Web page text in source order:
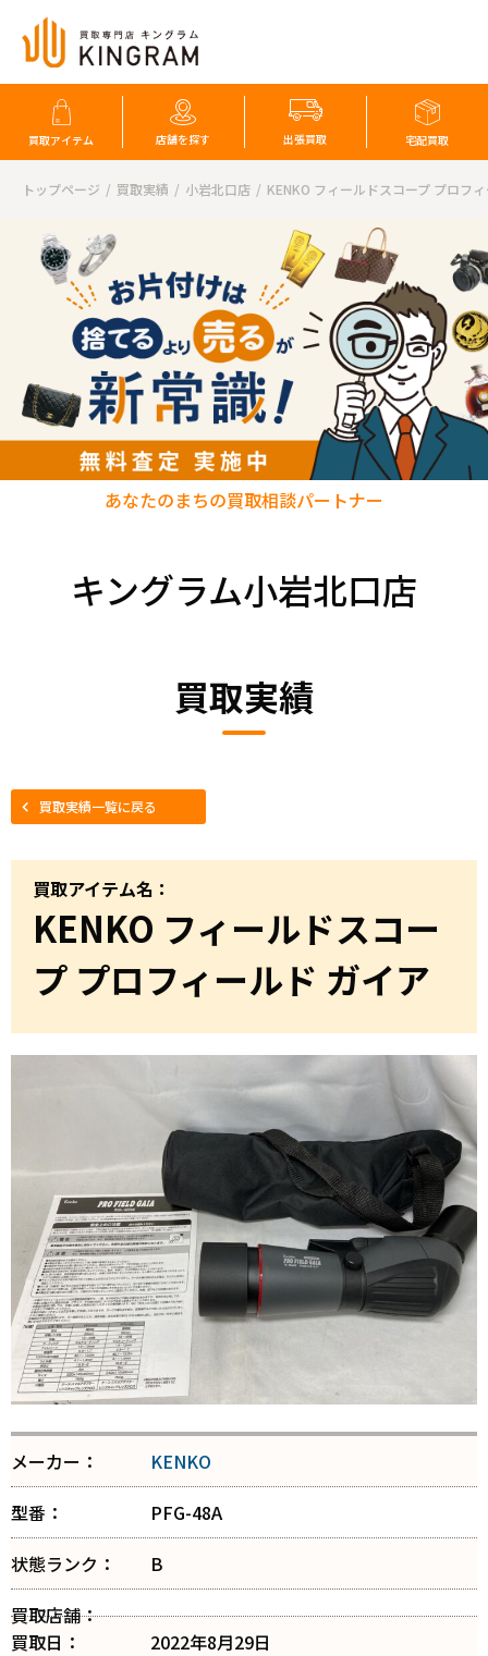
買取アイテム 店舗を探す 出張買取 宅配買取
トップページ 買取実績 小岩北口店 KENKO フィールドスコープ プロフ
キングラム小岩北口店
あなたのまちの買取相談パートナー
買取実績
買取実績一覧に戻る
買取アイテム名：
KENKO フィールドスコー
プ プロフィールド ガイア
メーカー：
KENKO
型番：
PFG-48A
状態ランク：
B
買取店舗：
買取日：
2022年8月29日